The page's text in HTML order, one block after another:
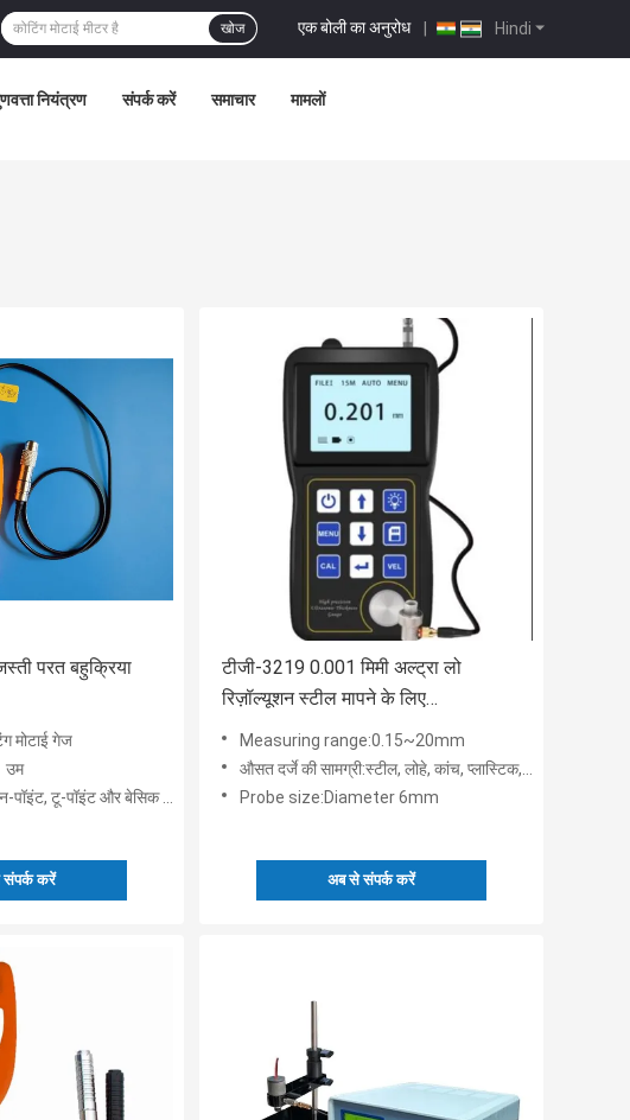
Hindi
एक बोली का अनुरोध |
खोज
नियंत्रण संपर्क करें समाचार मामलों
परत बहुक्रिया
मोटाई गेज
उम
टू-पॉइंट और बेसिक कैलिब्रेशन
करें
टीजी-3219 0.001 मिमी अल्ट्रा लो
रिज़ॉल्यूशन स्टील मापने के लिए
अल्ट्रासोनिक मोटाई गेज
Measuring range:0.15~20mm
औसत दर्जे की सामग्री:स्टील, लोहे, कांच, प्लास्टिक, एल्यूमीनियम, आदि
Probe size:Diameter 6mm
अब से संपर्क करें